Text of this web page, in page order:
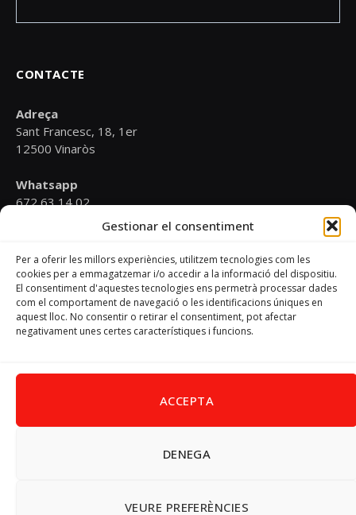
Gestionar el consentiment
Per a oferir les millors experiències, utilitzem tecnologies com les
cookies per a emmagatzemar i/o accedir a la informació del dispositiu.
El consentiment d'aquestes tecnologies ens permetrà processar dades
com el comportament de navegació o les identificacions úniques en
aquest lloc. No consentir o retirar el consentiment, pot afectar
negativament unes certes característiques i funcions.
ACCEPTA
DENEGA
VEURE PREFERÈNCIES
CONTACTE
Adreça
Sant Francesc, 18, 1er
12500 Vinaròs
Whatsapp
672 63 14 02
psoevinaros@gmail.com
Horari
Dilluns de 19:00 a 20:30 h
Instagram
© 2026 PSPV - Vinaròs